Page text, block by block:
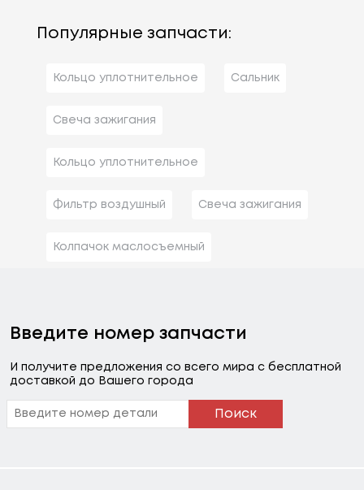
Популярные запчасти:
Кольцо уплотнительное Сальник
Свеча зажигания
Кольцо уплотнительное
Фильтр воздушный Свеча зажигания
Колпачок маслосъемный
Введите номер запчасти
И получите предложения со всего мира с бесплатной
доставкой до Вашего города
Поиск